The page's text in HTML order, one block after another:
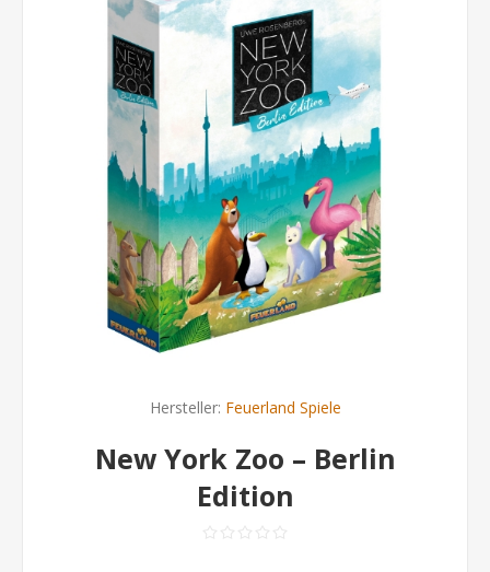
Hersteller: Feuerland Spiele
New York Zoo – Berlin
Edition